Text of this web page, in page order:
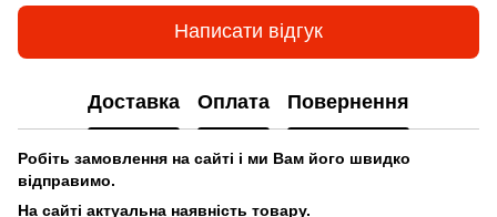
Написати відгук
Доставка Оплата Повернення
Робіть замовлення на сайті і ми Вам його швидко
відправимо.
На сайті актуальна наявність товару.